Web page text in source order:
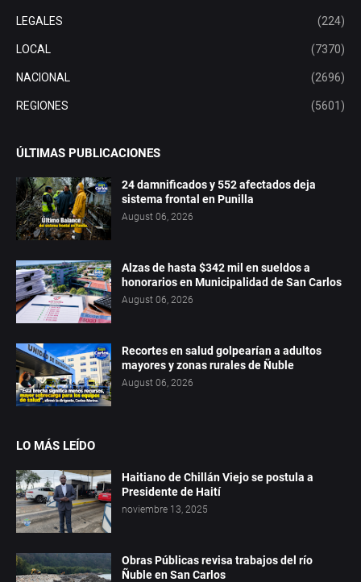
LEGALES (224)
LOCAL (7370)
NACIONAL (2696)
REGIONES (5601)
ÚLTIMAS PUBLICACIONES
24 damnificados y 552 afectados deja
sistema frontal en Punilla
August 06, 2026
Alzas de hasta $342 mil en sueldos a
honorarios en Municipalidad de San Carlos
August 06, 2026
Recortes en salud golpearían a adultos
mayores y zonas rurales de Ñuble
August 06, 2026
LO MÁS LEÍDO
Haitiano de Chillán Viejo se postula a
Presidente de Haití
noviembre 13, 2025
Obras Públicas revisa trabajos del río
Ñuble en San Carlos